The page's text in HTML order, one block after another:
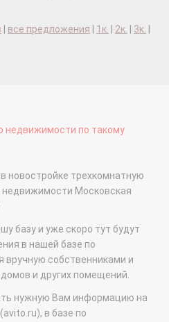
все предложения 1к. 2к. 3к.
недвижимости по такому
новостройке трехкомнатную
Московская
базу и уже скоро тут будут
в нашей базе по
собственниками и
и других помещений.
нужную Вам информацию на
в базе по